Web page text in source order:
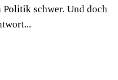
schwer. Und doch